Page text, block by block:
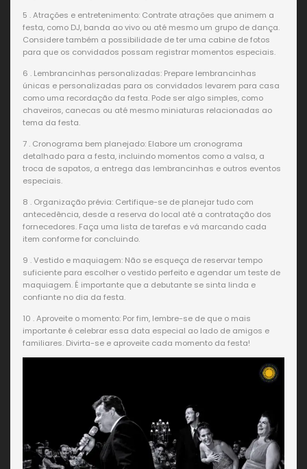
5 . Atrações e entretenimento: Contrate atrações que animem a
festa, como DJ, banda ao vivo ou até mesmo um grupo de dança.
Considere também a possibilidade de ter uma cabine de fotos
para que os convidados possam registrar momentos especiais.
6 . Lembrancinhas personalizadas: Prepare lembrancinhas
únicas e personalizadas para os convidados levarem para casa
como uma recordação da festa. Pode ser algo simples, como
chaveiros, canecas ou até mesmo miniaturas relacionadas ao
tema da festa.
7 . Cronograma bem planejado: Elabore um cronograma
detalhado para a festa, incluindo momentos como a valsa, a
troca de sapatos, a entrega das lembrancinhas e outros eventos
especiais.
8 . Organização prévia: Certifique-se de planejar tudo com
antecedência, desde a reserva do local até a contratação dos
fornecedores. Faça uma lista de tarefas e vá marcando cada
item conforme for concluindo.
9 . Vestido e maquiagem: Não se esqueça de reservar tempo
suficiente para escolher o vestido perfeito e agendar um teste de
maquiagem. É importante que a debutante se sinta linda e
confiante no dia da festa.
10 . Aproveite o momento: Por fim, lembre-se de que o mais
importante é celebrar essa data especial ao lado de amigos e
familiares. Divirta-se e aproveite cada momento da festa!